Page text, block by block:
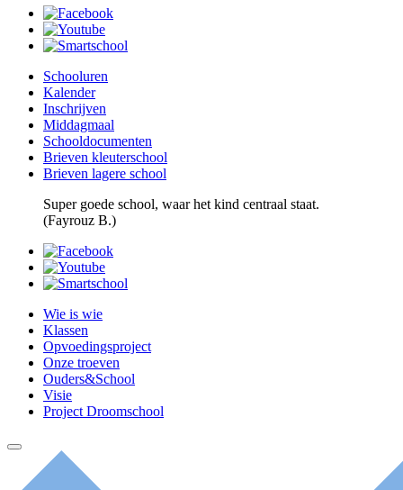
Schooluren
Kalender
Inschrijven
Middagmaal
Schooldocumenten
Brieven kleuterschool
Brieven lagere school
Super goede school, waar het kind centraal staat.
(Fayrouz B.)
Wie is wie
Klassen
Opvoedingsproject
Onze troeven
Ouders&School
Visie
Project Droomschool